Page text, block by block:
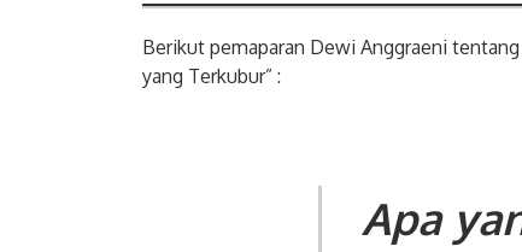
Berikut pemaparan Dewi Anggraeni
yang Terkubur” :
Apa